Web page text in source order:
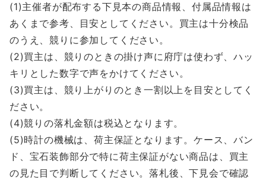
(1)主催者が配布する下見本の商品情報、付属品情報は
あくまで参考、目安としてください。買主は十分検品
のうえ、競りに参加してください。
(2)買主は、競りのときの掛け声に府庁は使わず、ハッ
キリとした数字で声をかけてください。
(3)買主は、競り上がりのとき一割以上を目安としてく
ださい。
(4)競りの落札金額は税込となります。
(5)時計の機械は、荷主保証となります。ケース、バン
ド、宝石装飾部分で特に荷主保証がない商品は、買主
の見た目で判断してください。落札後、下見会で確認